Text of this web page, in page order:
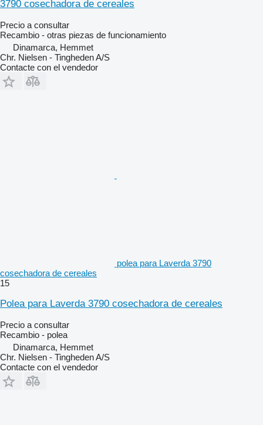
3790 cosechadora de cereales
Precio a consultar
Recambio - otras piezas de funcionamiento
Dinamarca, Hemmet
Chr. Nielsen - Tingheden A/S
Contacte con el vendedor
polea para Laverda 3790
cosechadora de cereales
15
Polea para Laverda 3790 cosechadora de cereales
Precio a consultar
Recambio - polea
Dinamarca, Hemmet
Chr. Nielsen - Tingheden A/S
Contacte con el vendedor